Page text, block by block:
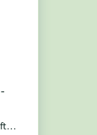
Frimærkehæfter/Hæftesammentryk